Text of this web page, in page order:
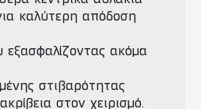
καλύτερη απόδοση
ακόμα
στιβαρότητας
στον χειρισμό.